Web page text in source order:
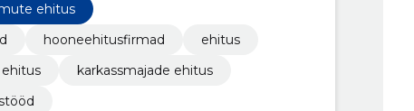
ehitus
hooneehitusfirmad
ehitus
karkassmajade ehitus